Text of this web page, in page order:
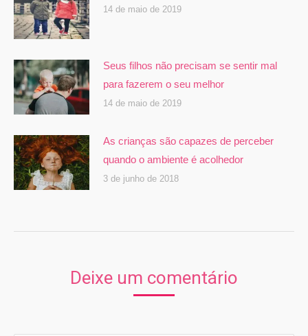
14 de maio de 2019
Seus filhos não precisam se sentir mal
para fazerem o seu melhor
14 de maio de 2019
As crianças são capazes de perceber
quando o ambiente é acolhedor
3 de junho de 2018
Deixe um comentário